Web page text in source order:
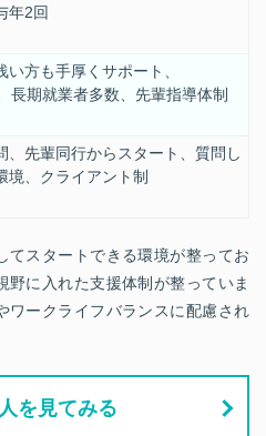
年2回
い方も手厚くサポート、
長期就業者多数、先輩指導体制
、先輩同行からスタート、質問し
境、クライアント制
てスタートできる環境が整ってお
野に入れた支援体制が整っていま
ワークライフバランスに配慮され
を見てみる